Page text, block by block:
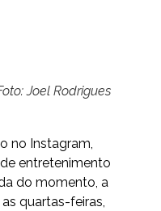
Joel Rodrigues
no Instagram,
entretenimento
do momento, a
quartas-feiras,